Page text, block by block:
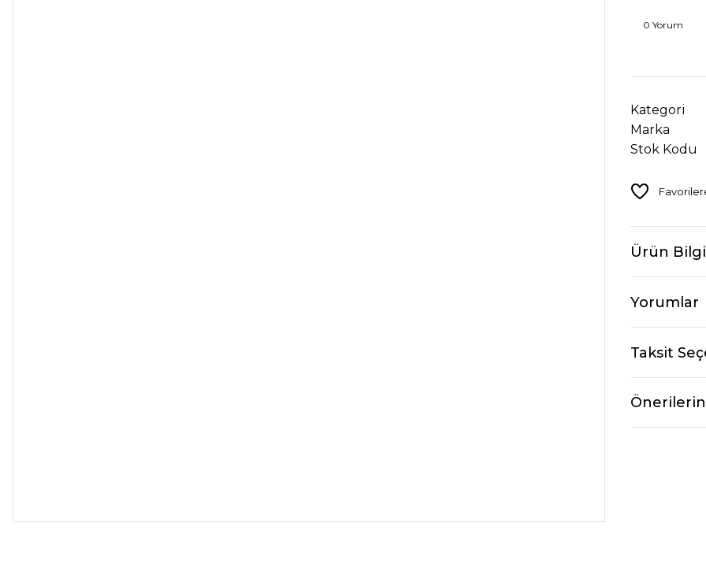
0 Yorum
Kategori
Marka
Stok Kodu
Ürün
Yorumlar
Taksit